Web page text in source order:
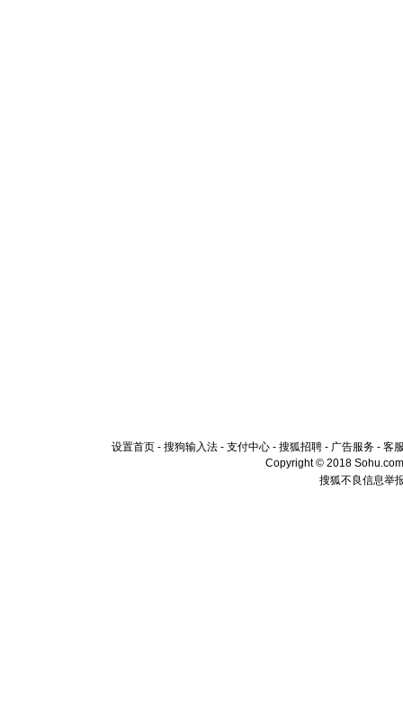
设置首页 - 搜狗输入法 - 支付中心 - 搜狐招聘 - 广告服务 - 客
Copyright © 2018
搜狐不良信息举